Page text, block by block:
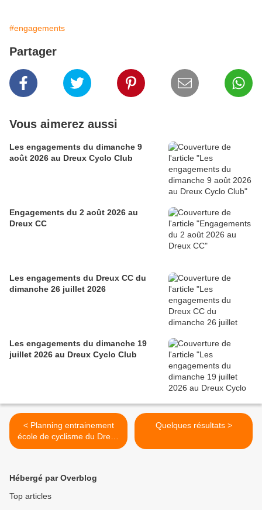
#engagements
Partager
Vous aimerez aussi
Les engagements du dimanche 9
août 2026 au Dreux Cyclo Club
Engagements du 2 août 2026 au
Dreux CC
Les engagements du Dreux CC du
dimanche 26 juillet 2026
Les engagements du dimanche 19
juillet 2026 au Dreux Cyclo Club
< Planning entrainement
école de cyclisme du Dreux
CC
Quelques résultats >
Hébergé par Overblog
Top articles